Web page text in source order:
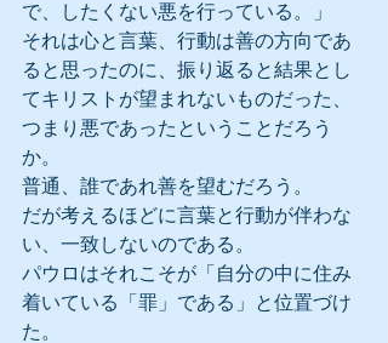
で、したくない悪を行っている。」
それは心と言葉、行動は善の方向であ
ると思ったのに、振り返ると結果とし
てキリストが望まれないものだった、
つまり悪であったということだろう
か。
普通、誰であれ善を望むだろう。
だが考えるほどに言葉と行動が伴わな
い、一致しないのである。
パウロはそれこそが「自分の中に住み
着いている「罪」である」と位置づけ
た。